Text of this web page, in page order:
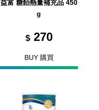
益富 糖飴熱量補充品 450
g
$270
BUY 購買